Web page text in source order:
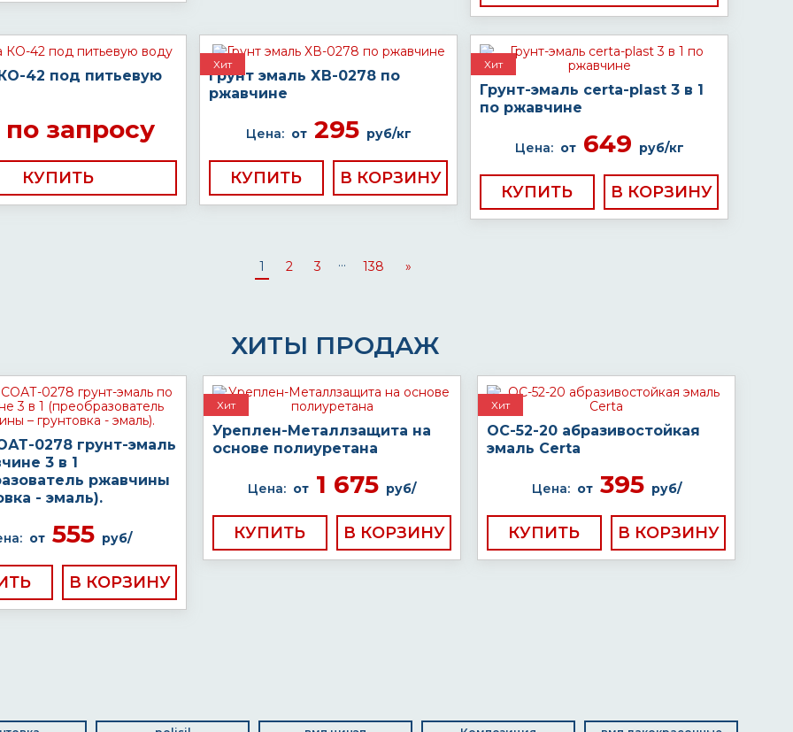
42 под питьевую
запросу
КУПИТЬ
Хит
Грунт эмаль ХВ-0278 по
ржавчине
Цена: от295 руб/кг
КУПИТЬ
Хит
Грунт-эмаль certa-plast 3 в 1
по ржавчине
Цена: от649 руб/кг
КУПИТЬ
1 2 3 ... 138 »
ХИТЫ ПРОДАЖ
0278 грунт-эмаль
3 в 1
ржавчины
- эмаль).
от555 руб/
Хит
Уреплен-Металлзащита на
основе полиуретана
Цена: от 1 675 руб/
КУПИТЬ
Хит
ОС-52-20 абразивостойкая
эмаль Certa
Цена: от395 руб/
КУПИТЬ